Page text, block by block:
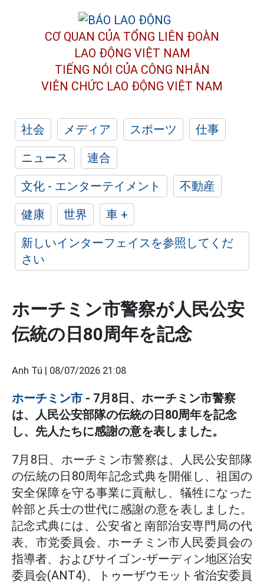
CƠ QUAN CỦA TỔNG LIÊN ĐOÀN
LAO ĐỘNG VIỆT NAM
TIẾNG NÓI CỦA CÔNG NHÂN
VIÊN CHỨC LAO ĐỘNG VIỆT NAM
社会 メディア スポーツ
仕事
ニュース
連合
文化 - エンターテイメント
不動産
健康
世界
車 +
新しいインターフェイスを参照してくだ
さい
ホーチミン市警察が人民公安
伝統の日80周年を記念
Anh Tú | 08/07/2026 21:08
ホーチミン市 - 7月8日、ホーチミン市警察
は、人民公安部隊の伝統の日80周年を記念
し、先人たちに感謝の意を表しました。
7月8日、ホーチミン市警察は、人民公安部隊
の伝統の日80周年記念式典を開催し、祖国の
安全保障を守る事業に貢献し、犠牲になった
幹部と兵士の世代に感謝の意を表しました。
記念式典には、公安省と南部治安専門局の代
表、市党委員会、ホーチミン市人民委員会の
指導者、およびサイゴン-ザーディン地区治安
委員会(ANT4)、トゥーザウモット省治安委員